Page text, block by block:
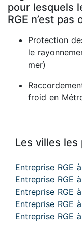
pour lesquels
RGE n’est pas
Protection
le
mer)
froid en
Les villes les
Entreprise RGE
Entreprise RGE
Entreprise RGE
Entreprise RGE
Entreprise RGE